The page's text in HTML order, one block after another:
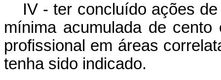
IV - ter concluído ações
mínima acumulada de
profissional em áreas
tenha sido indicado.